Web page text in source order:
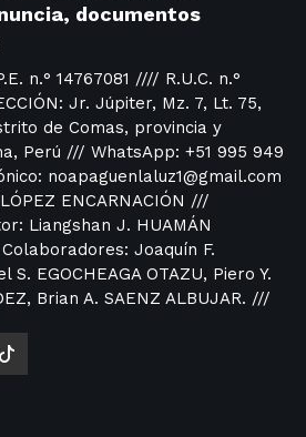
documentos
n.° 14767081 //// R.U.C. n.°
Jr. Júpiter, Mz. 7, Lt. 75,
de Comas, provincia y
Perú /// WhatsApp: +51 995 949
noapaguenlaluz1@gmail.com
ENCARNACIÓN ///
Liangshan J. HUAMÁN
Joaquín F.
S. EGOCHEAGA OTAZU, Piero Y.
Brian A. SAENZ ALBUJAR. ///